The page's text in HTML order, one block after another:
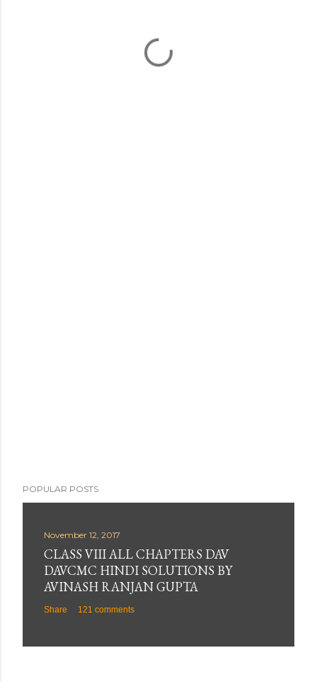
POPULAR POSTS
November 12, 2017
CLASS VIII ALL CHAPTERS DAV
DAVCMC HINDI SOLUTIONS BY
AVINASH RANJAN GUPTA
Share 121 comments